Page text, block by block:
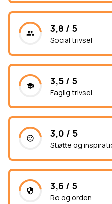
3,8 / 5
Social trivsel
3,5 / 5
Faglig trivsel
3,0 / 5
Støtte og
3,6 / 5
Ro og orden